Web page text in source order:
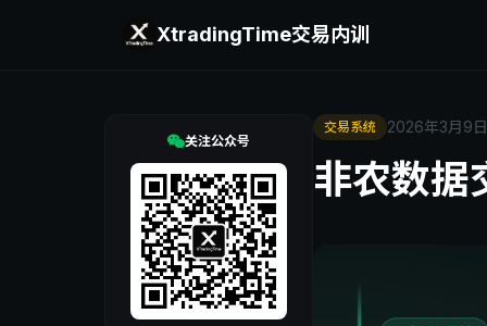
XtradingTime交易内训
关注公众号
交易系统 2026年3月9日
非农数据